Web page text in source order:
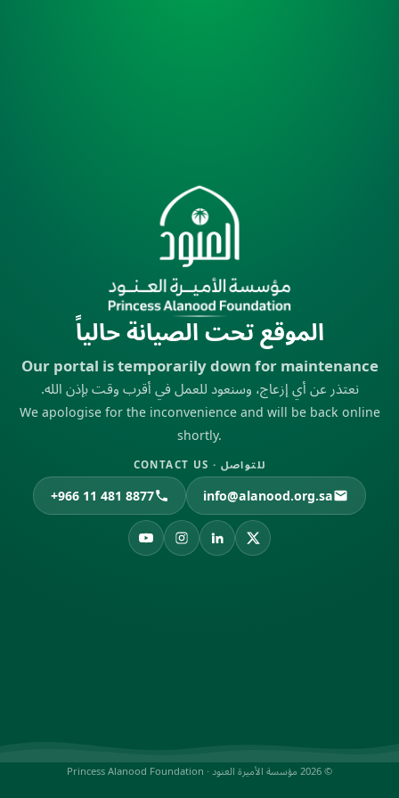
الموقع تحت الصيانة حالياً
Our portal is temporarily down for maintenance
نعتذر عن أي إزعاج، وسنعود للعمل في أقرب وقت بإذن الله.
We apologise for the inconvenience and will be back online
shortly.
للتواصل · CONTACT US
info@alanood.org.sa
+966 11 481 8877
© 2026 مؤسسة الأميرة العنود · Princess Alanood Foundation